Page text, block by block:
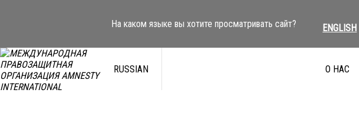
На каком языке вы хотите просматривать сайт? ENGLISH
RUSSIAN О НАС